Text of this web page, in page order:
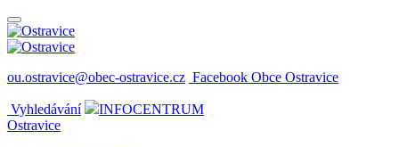
ou.ostravice@obec-ostravice.cz Facebook Obce Ostravice
Vyhledávání
INFOCENTRUM
Ostravice